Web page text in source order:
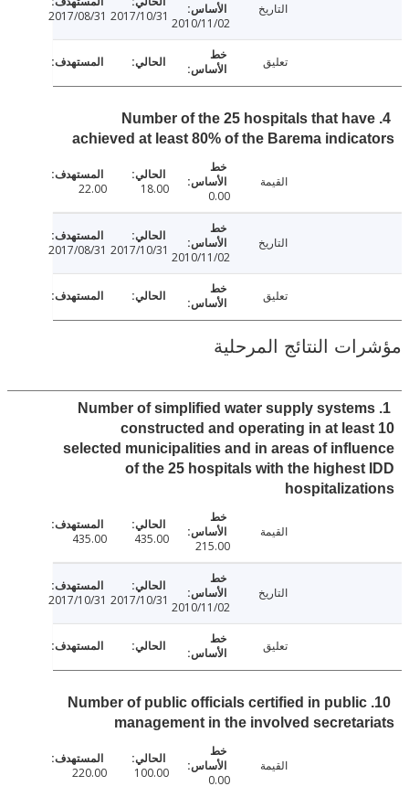
2010/11/02
2017/10/31
2017/08/31
4. Number of the 25 hospitals that
achieved at least 80% of the Barema
18.00
22.00
2010/11/02
2017/10/31
2017/08/31
النتائج المرحلية
1. Number of simplified water supply
constructed and operating in at
selected municipalities and in areas of
of the 25 hospitals with the
435.00
435.00
2010/11/02
2017/10/31
2017/10/31
10. Number of public officials certified in
management in the involved
100.00
220.00